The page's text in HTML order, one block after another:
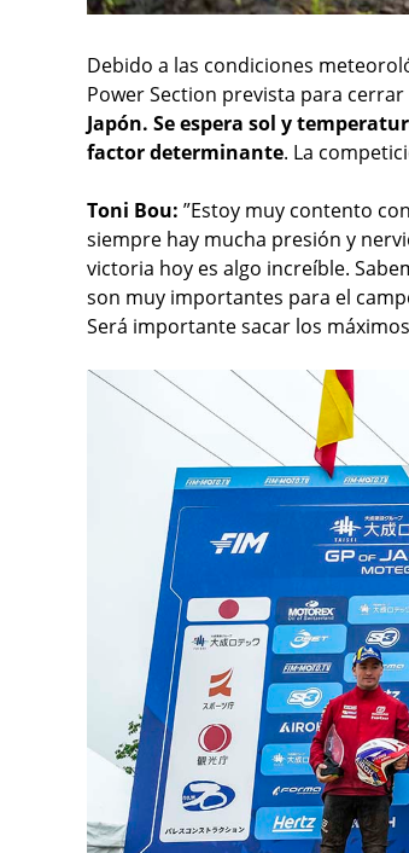
Debido a las condiciones
Power Section prevista para
Japón. Se espera sol y
factor determinante. La
Toni Bou: ”Estoy muy contento
siempre hay mucha presión y
victoria hoy es algo increíble.
son muy importantes para el
Será importante sacar los